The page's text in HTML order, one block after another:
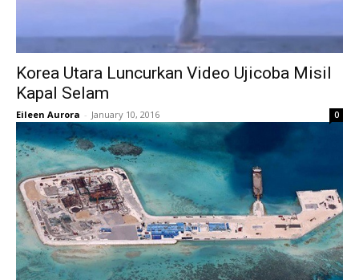
Korea Utara Luncurkan Video Ujicoba Misil
Kapal Selam
Eileen Aurora - January 10, 2016 0